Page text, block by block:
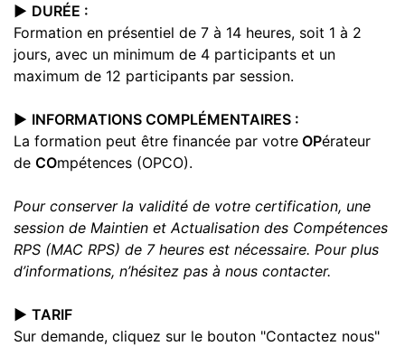
▶️ DURÉE :
Formation en présentiel de 7 à 14 heures, soit 1 à 2
jours, avec un minimum de 4 participants et un
maximum de 12 participants par session.
▶️ INFORMATIONS COMPLÉMENTAIRES :
La formation peut être financée par votre OPérateur
de COmpétences (OPCO).
Pour conserver la validité de votre certification, une
session de Maintien et Actualisation des Compétences
RPS (MAC RPS) de 7 heures est nécessaire. Pour plus
d’informations, n’hésitez pas à nous contacter.
▶️ TARIF
Sur demande, cliquez sur le bouton "Contactez nous"